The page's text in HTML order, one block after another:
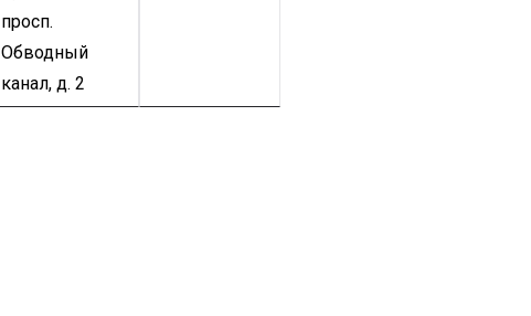
просп.
Обводный
канал, д. 2